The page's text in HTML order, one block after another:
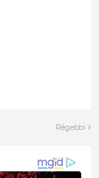
Régebbi